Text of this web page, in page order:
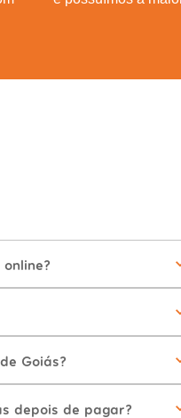
Goiás?
depois de pagar?